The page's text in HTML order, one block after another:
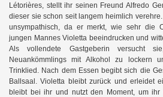
Létorières, stellt ihr seinen Freund Alfredo
dieser sie schon seit langem heimlich
unsympathisch, da er merkt, wie sehr die
jungen Mannes Violetta beeindrucken und
Als vollendete Gastgeberin versucht
Neuankömmlings mit Alkohol zu lockern
Trinklied. Nach dem Essen begibt sich die
Ballsaal. Violetta bleibt zurück und erleidet
bleibt bei ihr und nutzt den Moment, um